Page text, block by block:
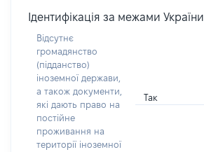
Ідентифікація за межами України
Відсутнє
громадянство
(підданство)
іноземної держави,
а також документи,
які дають право на
постійне
проживання на
території іноземної
Так